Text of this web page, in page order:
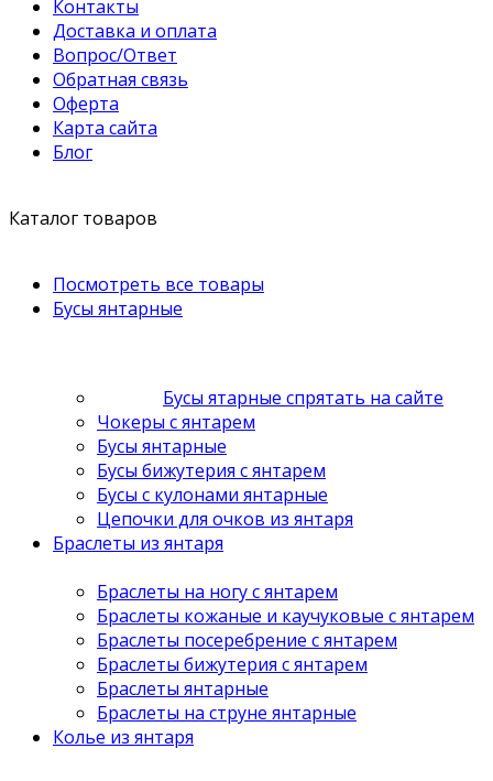
Контакты
Доставка и оплата
Вопрос/Ответ
Обратная связь
Оферта
Карта сайта
Блог
Каталог товаров
Посмотреть все товары
Бусы янтарные
Бусы ятарные спрятать на сайте
Чокеры с янтарем
Бусы янтарные
Бусы бижутерия с янтарем
Бусы с кулонами янтарные
Цепочки для очков из янтаря
Браслеты из янтаря
Браслеты на ногу с янтарем
Браслеты кожаные и каучуковые с янтарем
Браслеты посеребрение с янтарем
Браслеты бижутерия с янтарем
Браслеты янтарные
Браслеты на струне янтарные
Колье из янтаря